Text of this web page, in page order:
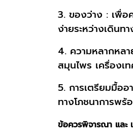
3. ของว่าง : เพื่อ
ง่ายระหว่างเดินทา
4. ความหลากหล
สมุนไพร เครื่องเ
5. การเตรียมมื้อ
ทางโภชนาการพร้
ข้อควรพิจารณา และ